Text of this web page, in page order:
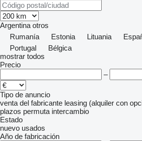
Argentina otros
Rumanía
Estonia Lituania
Portugal
Bélgica
mostrar todos
Precio
–
Tipo de anuncio
venta del fabricante leasing (alquiler con
plazos permuta intercambio
Estado
nuevo usados
Año de fabricación